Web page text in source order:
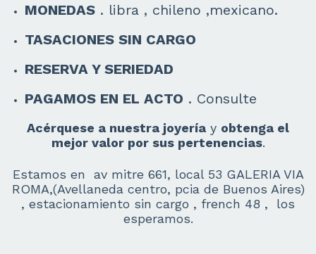
MONEDAS . libra , chileno ,mexicano.
TASACIONES SIN CARGO
RESERVA Y SERIEDAD
PAGAMOS EN EL ACTO . Consulte
Acérquese a nuestra joyería y obtenga el
mejor valor por sus pertenencias.
Estamos en av mitre 661, local 53 GALERIA VIA
ROMA,(Avellaneda centro, pcia de Buenos Aires)
, estacionamiento sin cargo , french 48 , los
esperamos.